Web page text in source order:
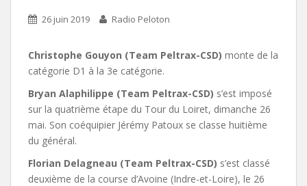
26 juin 2019 Radio Peloton
Christophe Gouyon (Team Peltrax-CSD) monte de la
catégorie D1 à la 3e catégorie.
Bryan Alaphilippe (Team Peltrax-CSD) s’est imposé
sur la quatrième étape du Tour du Loiret, dimanche 26
mai. Son coéquipier Jérémy Patoux se classe huitième
du général.
Florian Delagneau (Team Peltrax-CSD) s’est classé
deuxième de la course d’Avoine (Indre-et-Loire), le 26